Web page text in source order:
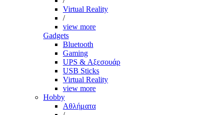
Virtual Reality
/
view more
Gadgets
Bluetooth
Gaming
UPS & Αξεσουάρ
USB Sticks
Virtual Reality
view more
Hobby
Αθλήματα